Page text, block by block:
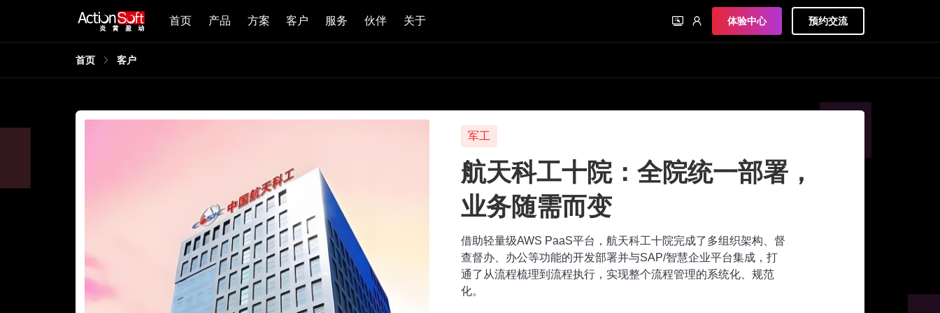
首页 产品 方案 客户 服务 伙伴 关于 体验中心 预约交流
首页 客户
军工
航天科工十院：全院统一部署，
业务随需而变
借助轻量级AWS PaaS平台，航天科工十院完成了多组织架构、督
查督办、办公等功能的开发部署并与SAP/智慧企业平台集成，打
通了从流程梳理到流程执行，实现整个流程管理的系统化、规范
化。